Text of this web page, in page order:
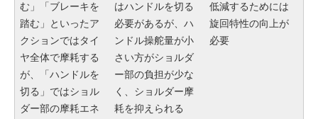
む」「ブレーキを
踏む」といったア
クションではタイ
ヤ全体で摩耗する
が、「ハンドルを
切る」ではショル
ダー部の摩耗エネ
はハンドルを切る
必要があるが、ハ
ンドル操舵量が小
さい方がショルダ
ー部の負担が少な
く、ショルダー摩
耗を抑えられる
低減するためには
旋回特性の向上が
必要